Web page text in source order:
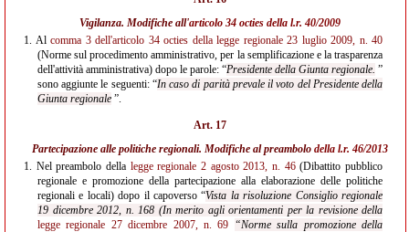
Vigilanza. Modifiche all'articolo 34 octies della l.r. 40/2009
1. Al comma 3 dell'articolo 34 octies della legge regionale 23 luglio 2009, n. 40
(Norme sul procedimento amministrativo, per la semplificazione e la trasparenza
dell'attività amministrativa) dopo le parole: “Presidente della Giunta regionale. ”
sono aggiunte le seguenti: “In caso di parità prevale il voto del Presidente della
Giunta regionale ”.
Art. 17
Partecipazione alle politiche regionali. Modifiche al preambolo della l.r. 46/2013
1. Nel preambolo della legge regionale 2 agosto 2013, n. 46(Dibattito pubblico
regionale e promozione della partecipazione alla elaborazione delle politiche
regionali e locali) dopo il capoverso “Vista la risoluzione Consiglio regionale
19 dicembre 2012, n. 168 (In merito agli orientamenti per la revisione della
legge regionale 27 dicembre 2007, n. 69 “Norme sulla promozione della